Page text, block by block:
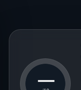
—